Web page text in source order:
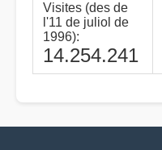
Visites (des de
l'11 de juliol de
1996):
14.254.241